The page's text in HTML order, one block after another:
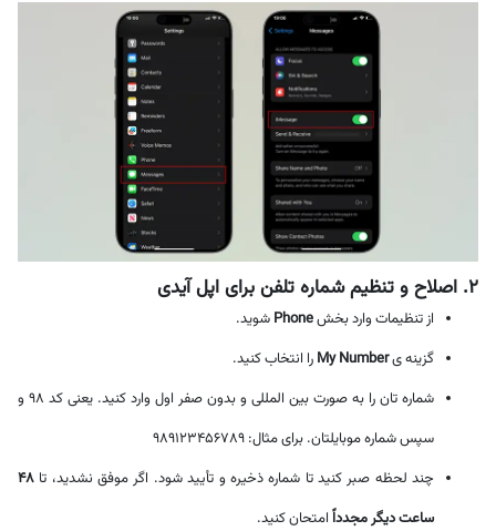
۲. اصلاح و تنظیم شماره تلفن برای اپل آیدی
از تنظیمات وارد بخشPhone شوید.
گزینه یMy Number را انتخاب کنید.
شماره تان را به صورت بین المللی و بدون صفر اول وارد کنید. یعنی کد 98 و
سپس شماره موبایلتان. برای مثال: 989123456789
چند لحظه صبر کنید تا شماره ذخیره و تأیید شود. اگر موفق نشدید، تا ۴۸
ساعت دیگر مجدداً امتحان کنید.